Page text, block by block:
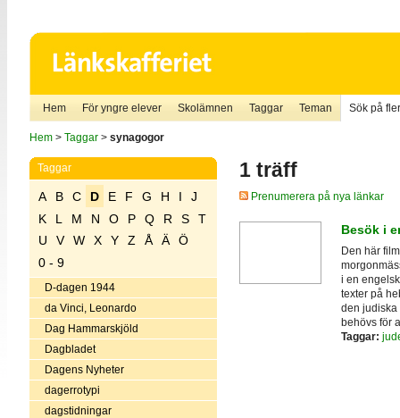
Hem För yngre elever Skolämnen Taggar Teman Sök på
Hem> Taggar> synagogor
Taggar
A B C D E F G H I
J
K
L M N O P Q R S
T
U
V W X Y Z Å Ä
Ö
0 - 9
D-dagen 1944
da Vinci, Leonardo
Dag Hammarskjöld
Dagbladet
Dagens Nyheter
dagerrotypi
dagstidningar
1 träff
Prenumerera på nya länkar
Besök i
Den här
i en
texter på
den judiska
behövs för
Taggar: